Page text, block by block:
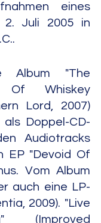
eines
Juli 2005 in
Album "The
Of Whiskey
Lord, 2007)
Doppel-CD-
Audiotracks
EP "Devoid Of
Vom Album
auch eine LP-
2009). "Live
(Improved